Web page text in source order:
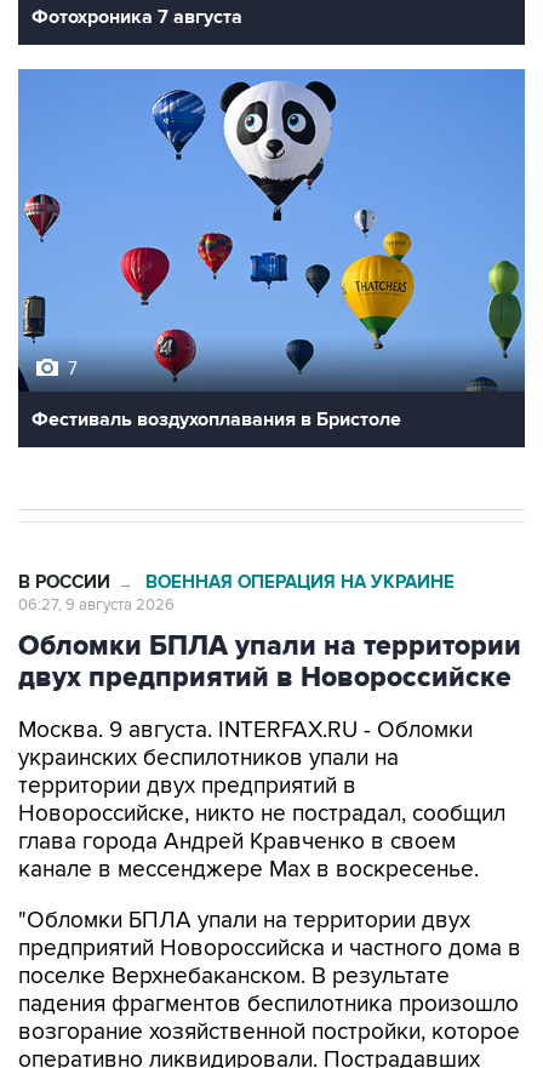
Фотохроника 7 августа
7
Фестиваль воздухоплавания в Бристоле
В РОССИИ → ВОЕННАЯ ОПЕРАЦИЯ НА УКРАИНЕ
06:27, 9 августа 2026
Обломки БПЛА упали на территории
двух предприятий в Новороссийске
Москва. 9 августа. INTERFAX.RU - Обломки
украинских беспилотников упали на
территории двух предприятий в
Новороссийске, никто не пострадал, сообщил
глава города Андрей Кравченко в своем
канале в мессенджере Max в воскресенье.
"Обломки БПЛА упали на территории двух
предприятий Новороссийска и частного дома в
поселке Верхнебаканском. В результате
падения фрагментов беспилотника произошло
возгорание хозяйственной постройки, которое
оперативно ликвидировали. Пострадавших